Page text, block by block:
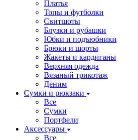
Платья
Топы и футболки
Свитшоты
Блузки и рубашки
Юбки и подъюбники
Брюки и шорты
Жакеты и кардиганы
Верхняя одежда
Вязаный трикотаж
Деним
Сумки и рюкзаки
Все
Сумки
Портфели
Аксессуары
Все